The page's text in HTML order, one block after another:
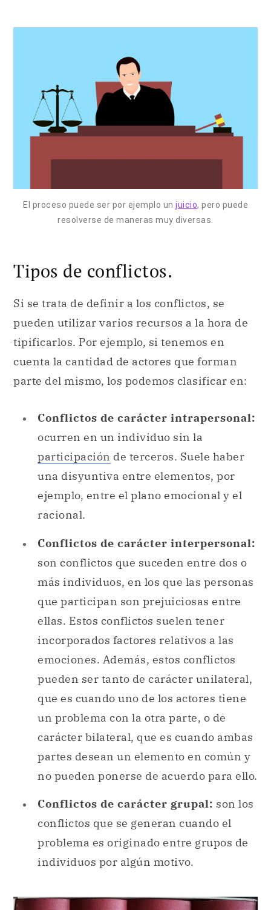
El proceso puede ser por ejemplo un juicio, pero puede
resolverse de maneras muy diversas.
Tipos de conflictos.
Si se trata de definir a los conflictos, se
pueden utilizar varios recursos a la hora de
tipificarlos. Por ejemplo, si tenemos en
cuenta la cantidad de actores que forman
parte del mismo, los podemos clasificar en:
Conflictos de carácter intrapersonal:
ocurren en un individuo sin la
participación de terceros. Suele haber
una disyuntiva entre elementos, por
ejemplo, entre el plano emocional y el
racional.
Conflictos de carácter interpersonal:
son conflictos que suceden entre dos o
más individuos, en los que las personas
que participan son prejuiciosas entre
ellas. Estos conflictos suelen tener
incorporados factores relativos a las
emociones. Además, estos conflictos
pueden ser tanto de carácter unilateral,
que es cuando uno de los actores tiene
un problema con la otra parte, o de
carácter bilateral, que es cuando ambas
partes desean un elemento en común y
no pueden ponerse de acuerdo para ello.
Conflictos de carácter grupal: son los
conflictos que se generan cuando el
problema es originado entre grupos de
individuos por algún motivo.